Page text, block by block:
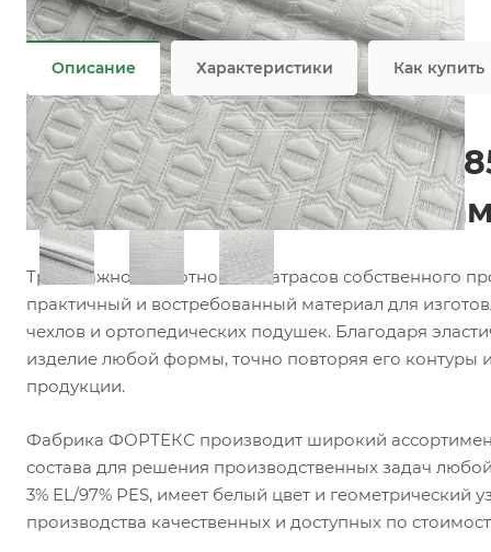
Все характеристики
Описание Характеристики Как купить
Матрасный трикотаж
матрасов, топперов и
Трикотажное полотно для матрасов собственного
практичный и востребованный материал для
чехлов и ортопедических подушек. Благодаря
изделие любой формы, точно повторяя его контуры
продукции.
Фабрика ФОРТЕКС производит широкий
состава для решения производственных задач
3% EL/97% PES, имеет белый цвет и геометрический
производства качественных и доступных по